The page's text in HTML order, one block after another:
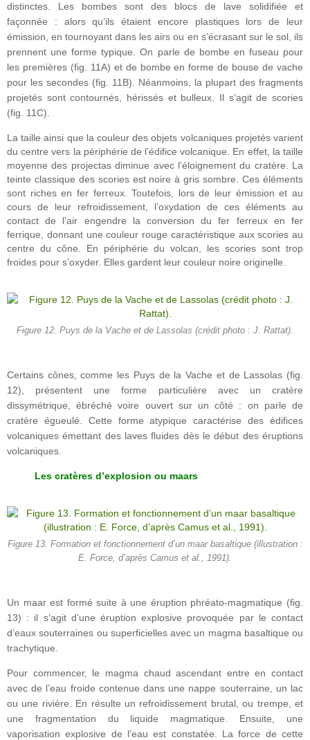
distinctes. Les bombes sont des blocs de lave solidifiée et
façonnée : alors qu’ils étaient encore plastiques lors de leur
émission, en tournoyant dans les airs ou en s’écrasant sur le sol, ils
prennent une forme typique. On parle de bombe en fuseau pour
les premières (fig. 11A) et de bombe en forme de bouse de vache
pour les secondes (fig. 11B). Néanmoins, la plupart des fragments
projetés sont contournés, hérissés et bulleux. Il s’agit de scories
(fig. 11C).
La taille ainsi que la couleur des objets volcaniques projetés varient
du centre vers la périphérie de l’édifice volcanique. En effet, la taille
moyenne des projectas diminue avec l’éloignement du cratère. La
teinte classique des scories est noire à gris sombre. Ces éléments
sont riches en fer ferreux. Toutefois, lors de leur émission et au
cours de leur refroidissement, l’oxydation de ces éléments au
contact de l’air engendre la conversion du fer ferreux en fer
ferrique, donnant une couleur rouge caractéristique aux scories au
centre du cône. En périphérie du volcan, les scories sont trop
froides pour s’oxyder. Elles gardent leur couleur noire originelle.
Figure 12. Puys de la Vache et de Lassolas (crédit photo : J. Rattat).
Certains cônes, comme les Puys de la Vache et de Lassolas (fig.
12), présentent une forme particulière avec un cratère
dissymétrique, ébréché voire ouvert sur un côté : on parle de
cratère égueulé. Cette forme atypique caractérise des édifices
volcaniques émettant des laves fluides dès le début des éruptions
volcaniques.
Les cratères d’explosion ou maars
Figure 13. Formation et fonctionnement d’un maar basaltique (illustration :
E. Force, d’après Camus et al., 1991).
Un maar est formé suite à une éruption phréato-magmatique (fig.
13) : il s’agit d’une éruption explosive provoquée par le contact
d’eaux souterraines ou superficielles avec un magma basaltique ou
trachytique.
Pour commencer, le magma chaud ascendant entre en contact
avec de l’eau froide contenue dans une nappe souterraine, un lac
ou une rivière. En résulte un refroidissement brutal, ou trempe, et
une fragmentation du liquide magmatique. Ensuite, une
vaporisation explosive de l’eau est constatée. La force de cette